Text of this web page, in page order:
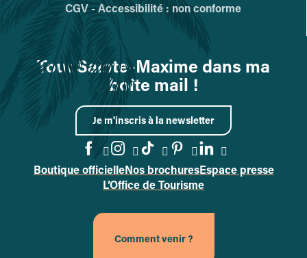
CGV -Accessibilité : non conforme
Tout Sainte-Maxime dans ma
boîte mail !
Je m'inscris à la newsletter
Accéder à la page Facebook
Accéder à la page
Accéder à la page
Accéder à la
Accéder à la
Boutique officielleNos brochuresEspace presse
L’Office de Tourisme
Comment venir ?